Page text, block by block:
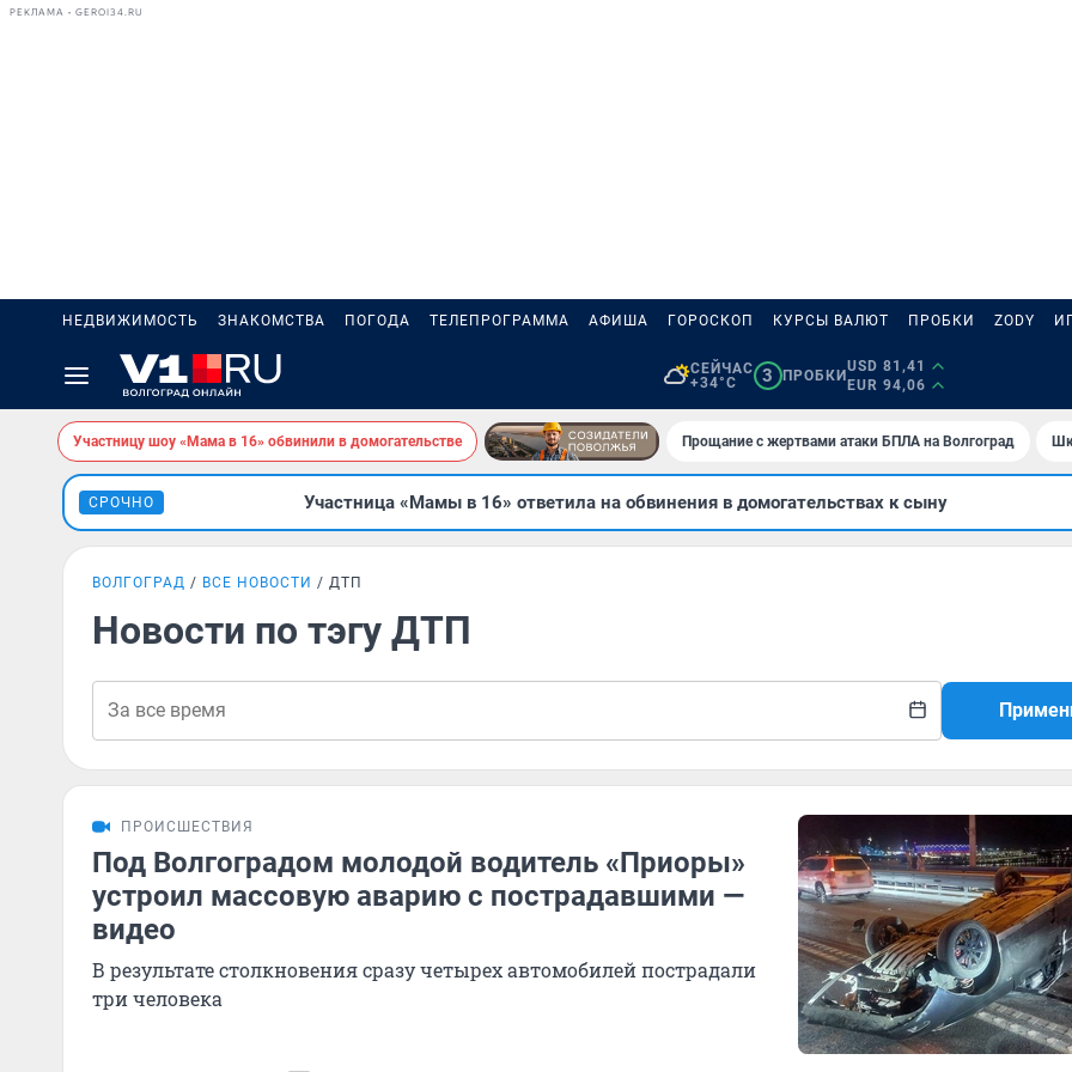
РЕКЛАМА • GEROI34.RU
НЕДВИЖИМОСТЬ ЗНАКОМСТВА ПОГОДА ТЕЛЕПРОГРАММА АФИША ГОРОСКОП КУРСЫ ВАЛЮТ ПРОБКИ ZODY
СЕЙЧАС
+34°C
3 ПРОБКИ
USD 81,41
EUR 94,06
Участницу шоу «Мама в 16» обвинили в домогательстве Прощание с жертвами атаки БПЛА на Волгоград
СРОЧНО Участница «Мамы в 16» ответила на обвинения в домогательствах к сыну
ВОЛГОГРАД ВСЕ НОВОСТИ ДТП
Новости по тэгу ДТП
ПРОИСШЕСТВИЯ
Под Волгоградом молодой водитель «Приоры»
устроил массовую аварию с пострадавшими —
видео
В результате столкновения сразу четырех автомобилей пострадали
три человека